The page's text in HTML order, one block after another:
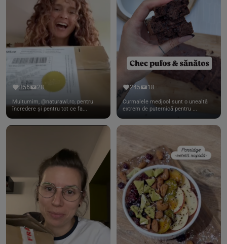
356 28
Mulțumim, @naturawl.ro, pentru
încredere și pentru tot ce fa...
245 18
Curmalele medjool sunt o unealtă
extrem de puternică pentru ...